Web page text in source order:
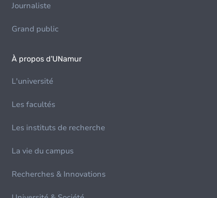
Journaliste
Grand public
À propos d'UNamur
L'université
Les facultés
Les instituts de recherche
La vie du campus
Recherches & Innovations